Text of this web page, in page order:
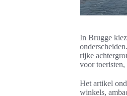
In Brugge
rijke
voor
Het artikel
winkels,